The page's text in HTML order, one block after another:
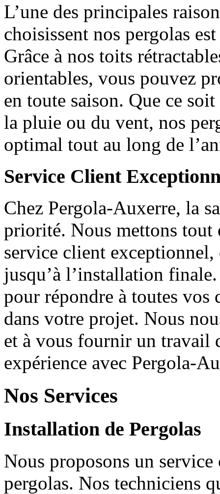
L’une des principales
choisissent nos pergolas
Grâce à nos toits
orientables, vous pouvez
en toute saison. Que ce
la pluie ou du vent, nos
optimal tout au long de
Service Client
Chez Pergola-Auxerre, la
priorité. Nous mettons
service client
jusqu’à l’installation
pour répondre à toutes vos
dans votre projet. Nous
et à vous fournir un travail
expérience avec Pergola-
Nos Services
Installation de Pergolas
Nous proposons un
pergolas. Nos techniciens